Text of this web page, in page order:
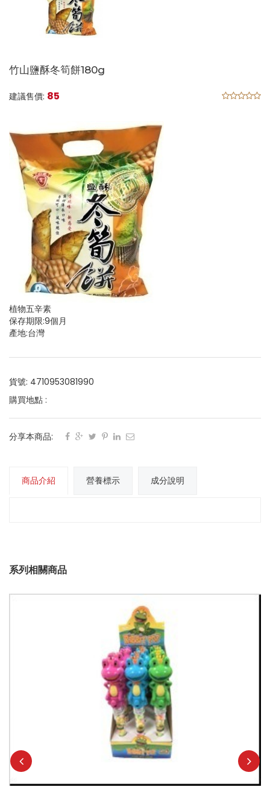
竹山鹽酥冬筍餅180g
建議售價: 85
植物五辛素
保存期限:9個月
產地:台灣
貨號: 4710953081990
購買地點 :
分享本商品:
商品介紹 營養標示 成分說明
系列相關商品